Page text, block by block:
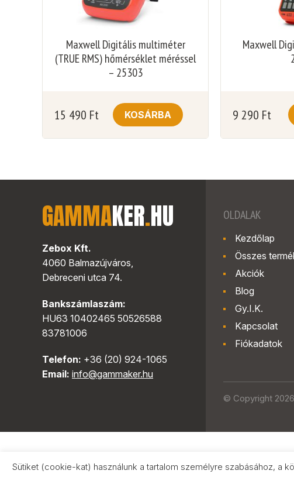
Maxwell Digitális multiméter
(TRUE RMS) hőmérséklet méréssel
– 25303
15 490 Ft KOSÁRBA
Maxwell
9 290 Ft
GAMMAKER.HU
Zebox Kft.
4060 Balmazújváros,
Debreceni utca 74.
Bankszámlaszám:
HU63 10402465 50526588
83781006
Telefon: +36 (20) 924-1065
Email: info@gammaker.hu
OLDALAK
Kezdőlap
Összes
Akciók
Blog
Gy.I.K.
Kapcsolat
Fiókadatok
© Copyright
Sütiket (cookie-kat) használunk a tartalom személyre szabásához, a